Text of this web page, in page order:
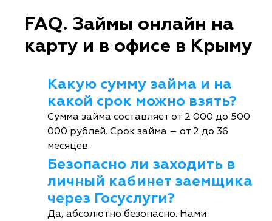
FAQ. Займы онлайн на
карту и в офисе в Крыму
Какую сумму займа и на
какой срок можно взять?
Сумма займа составляет от 2 000 до 500
000 рублей. Срок займа – от 2 до 36
месяцев.
Безопасно ли заходить в
личный кабинет заемщика
через Госуслуги?
Да, абсолютно безопасно. Нами